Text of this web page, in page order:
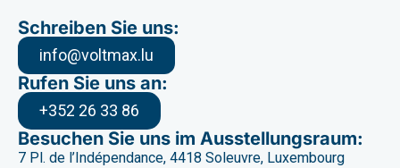
Schreiben Sie uns:
info@voltmax.lu
Rufen Sie uns an:
+352 26 33 86
Besuchen Sie uns im Ausstellungsraum:
7 Pl. de l’Indépendance, 4418 Soleuvre, Luxembourg